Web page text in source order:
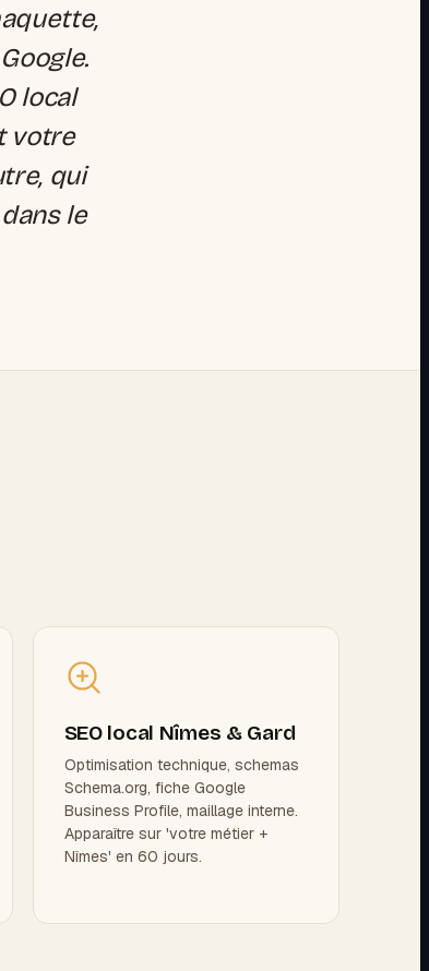
local
votre
qui
le
SEO local Nîmes & Gard
Optimisation technique, schemas
Schema.org, fiche Google
Business Profile, maillage interne.
Apparaître sur 'votre métier +
Nîmes' en 60 jours.